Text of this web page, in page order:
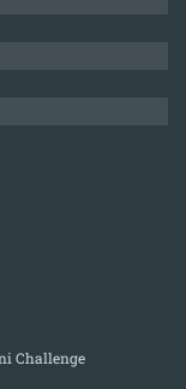
Challenge